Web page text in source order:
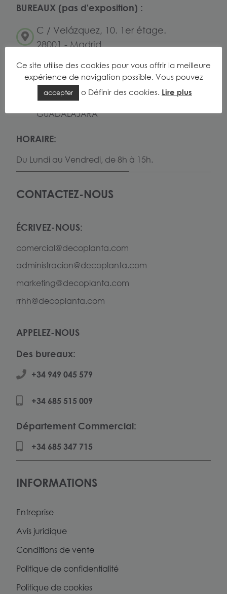
BUREAUX (pas d'exposition) :
C / Velázquez, 10. 1er étage.
28001 - Madrid
EXPOSITION (Rendez-vous préalable):
Camino del Beljafel S / N, Nef 3 Polígono
Industrial de Fontanar 19290 Fontanar -
GUADALAJARA
HORAIRE:
Du Lundi au Vendredi, de 8h à 15h.
CONTACTEZ-NOUS
ÉCRIVEZ-NOUS:
comercial@decoplanta.com
administracion@decoplanta.com
marketing@decoplanta.com
rrhh@decoplanta.com
APPELEZ-NOUS
Des bureaux:
+34 949 045 579
+34 685 515 009
Département Commercial:
+34 685 347 715
INFORMATIONS
Entreprise
Avis juridique
Conditions de vente
Politique de confidentialité
Politique de cookies
Ce site utilise des cookies pour vous offrir la meilleure
expérience de navigation possible. Vous pouvez
accepter o Définir des cookies Lire plus